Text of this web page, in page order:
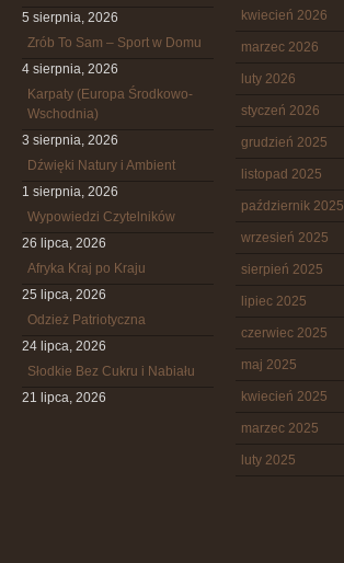
5 sierpnia, 2026
Zrób To Sam – Sport w Domu
4 sierpnia, 2026
Karpaty (Europa Środkowo-
Wschodnia)
3 sierpnia, 2026
Dźwięki Natury i Ambient
1 sierpnia, 2026
Wypowiedzi Czytelników
26 lipca, 2026
Afryka Kraj po Kraju
25 lipca, 2026
Odzież Patriotyczna
24 lipca, 2026
Słodkie Bez Cukru i Nabiału
21 lipca, 2026
kwiecień 2026
marzec 2026
luty 2026
styczeń 2026
grudzień 2025
listopad 2025
październik 2025
wrzesień 2025
sierpień 2025
lipiec 2025
czerwiec 2025
maj 2025
kwiecień 2025
marzec 2025
luty 2025